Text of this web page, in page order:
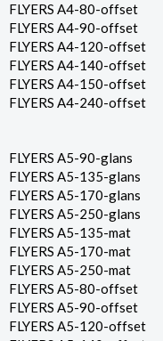
FLYERS A4-80-offset
FLYERS A4-90-offset
FLYERS A4-120-offset
FLYERS A4-140-offset
FLYERS A4-150-offset
FLYERS A4-240-offset
FLYERS A5-90-glans
FLYERS A5-135-glans
FLYERS A5-170-glans
FLYERS A5-250-glans
FLYERS A5-135-mat
FLYERS A5-170-mat
FLYERS A5-250-mat
FLYERS A5-80-offset
FLYERS A5-90-offset
FLYERS A5-120-offset